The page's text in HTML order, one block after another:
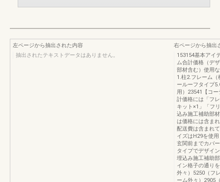
左ページから抽出された内容
抽出されたテキストデータはありません。
右ページから抽出
153154基本アイ
ム合計価格（デ
部材含む）使用
1.柱2.フレーム
ールーフタイプ
用）23541【コ
計価格には「フ
キット×1」「フ
込み施工補助部
は価格には含ま
配送費は含まれ
イズはH29を使
玄関前までカバ
タイプでデザイ
埋込み施工補助
イン格子の通り
外々）5250（フ
ーム外々）2905